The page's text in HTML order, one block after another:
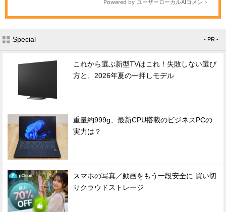
Special - PR -
これから選ぶ新型TVはこれ！失敗しない選び
方と、2026年夏の一押しモデル
重量約999g、最新CPU搭載のビジネスPCの
実力は？
スマホの写真／動画をもう一段安全に 買い切
りクラウドストレージ